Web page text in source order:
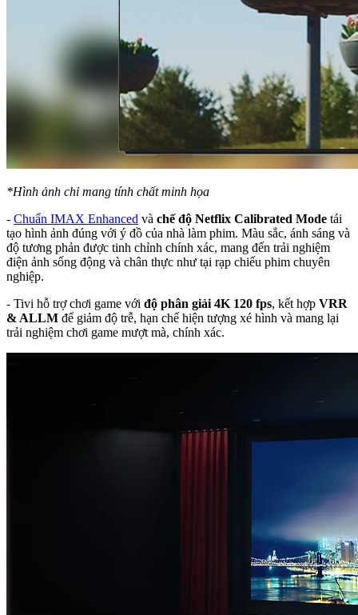
*Hình ảnh chỉ mang tính chất minh họa
- Chuẩn IMAX Enhanced và chế độ Netflix Calibrated Mode tái
tạo hình ảnh đúng với ý đồ của nhà làm phim. Màu sắc, ánh sáng và
độ tương phản được tinh chỉnh chính xác, mang đến trải nghiệm
điện ảnh sống động và chân thực như tại rạp chiếu phim chuyên
nghiệp.
- Tivi hỗ trợ chơi game với độ phân giải 4K 120 fps, kết hợp VRR
& ALLM để giảm độ trễ, hạn chế hiện tượng xé hình và mang lại
trải nghiệm chơi game mượt mà, chính xác.